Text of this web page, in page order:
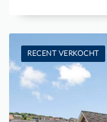
RECENT VERKOCHT